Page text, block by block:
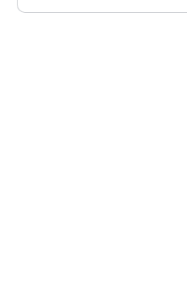
başladı